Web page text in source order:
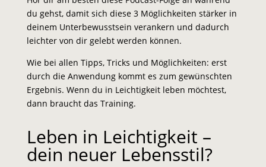
du gehst, damit sich diese 3 Möglichkeiten stärker in
deinem Unterbewusstsein verankern und dadurch
leichter von dir gelebt werden können.
Wie bei allen Tipps, Tricks und Möglichkeiten: erst
durch die Anwendung kommt es zum gewünschten
Ergebnis. Wenn du in Leichtigkeit leben möchtest,
dann braucht das Training.
Leben in Leichtigkeit –
dein neuer Lebensstil?